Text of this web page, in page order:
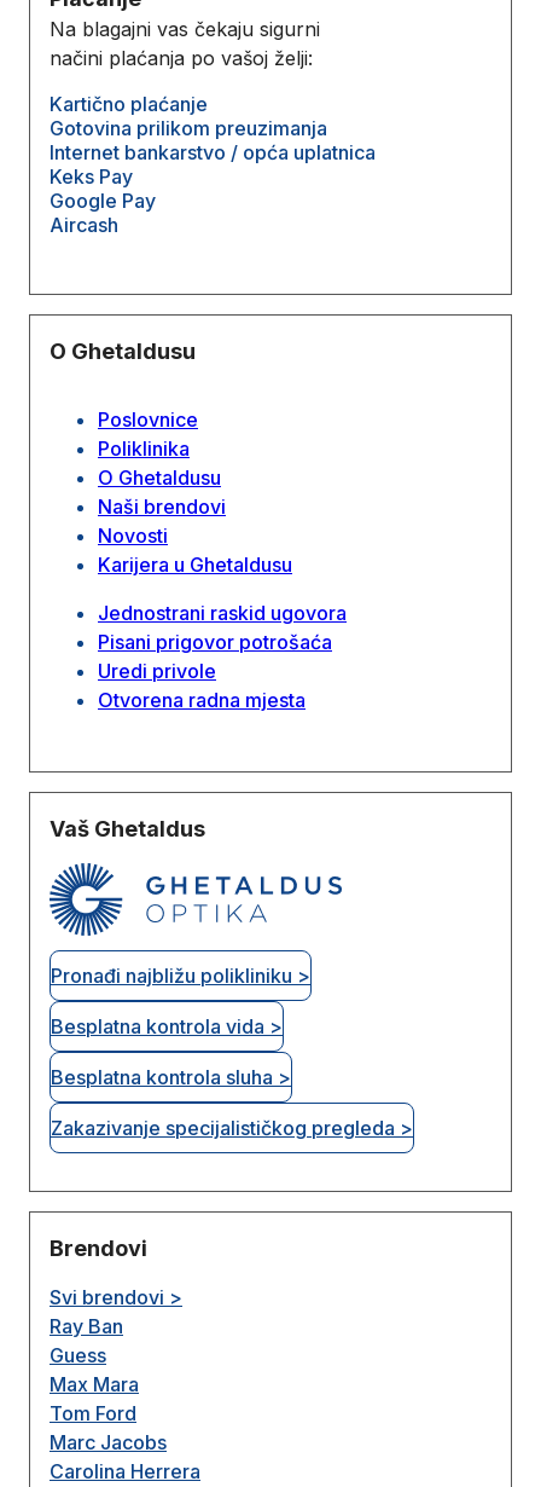
Na blagajni vas čekaju sigurni
načini plaćanja po vašoj želji:
Kartično plaćanje
Gotovina prilikom preuzimanja
Internet bankarstvo / opća uplatnica
Keks Pay
Google Pay
Aircash
O Ghetaldusu
Poslovnice
Poliklinika
O Ghetaldusu
Naši brendovi
Novosti
Karijera u Ghetaldusu
Jednostrani raskid ugovora
Pisani prigovor potrošaća
Uredi privole
Otvorena radna mjesta
Vaš Ghetaldus
Pronađi najbližu polikliniku >
Besplatna kontrola vida >
Besplatna kontrola sluha >
Zakazivanje specijalističkog pregleda >
Brendovi
Svi brendovi >
Ray Ban
Guess
Max Mara
Tom Ford
Marc Jacobs
Carolina Herrera